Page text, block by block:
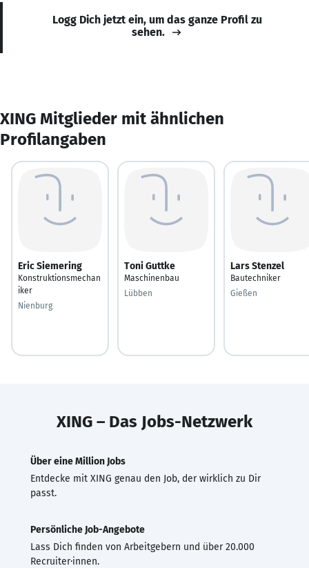
Logg Dich jetzt ein, um das ganze Profil zu
sehen.
XING Mitglieder mit ähnlichen
Profilangaben
Eric Siemering
Konstruktionsmechan
iker
Nienburg
Toni Guttke
Maschinenbau
Lübben
Lars Stenzel
Bautechniker
Gießen
XING – Das Jobs-Netzwerk
Über eine Million Jobs
Entdecke mit XING genau den Job, der wirklich zu Dir
passt.
Persönliche Job-Angebote
Lass Dich finden von Arbeitgebern und über 20.000
Recruiter·innen.